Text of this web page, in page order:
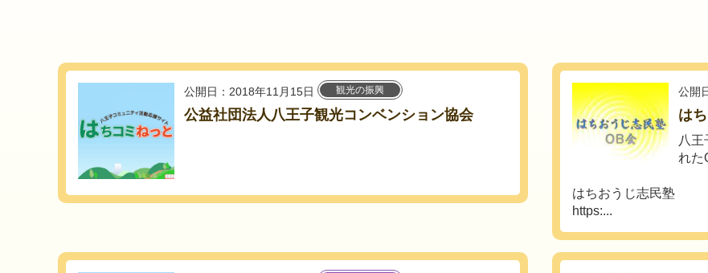
公開日：2018年11月15日 観光の振興
公益社団法人八王子観光コンベンション協会
公開
は
八王
れた
はちおうじ志民塾
https:...